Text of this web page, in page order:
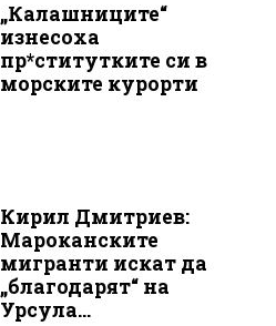
„Калашниците“
изнесоха
пр*ститутките си в
морските курорти
Кирил Дмитриев:
Мароканските
мигранти искат да
„благодарят“ на
Урсула...